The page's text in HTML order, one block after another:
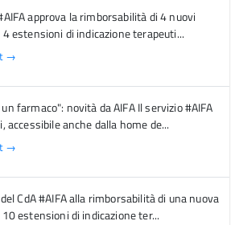
approva la rimborsabilità di 4 nuovi
estensioni di indicazione terapeuti...
→
farmaco": novità da AIFA Il servizio #AIFA
accessibile anche dalla home de...
→
CdA #AIFA alla rimborsabilità di una nuova
estensioni di indicazione ter...